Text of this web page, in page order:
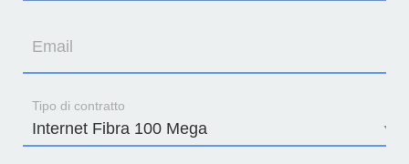
Email
Tipo di contratto